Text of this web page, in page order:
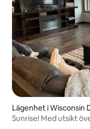
Lägenhet i Wisconsin
Sunrise! Med utsikt